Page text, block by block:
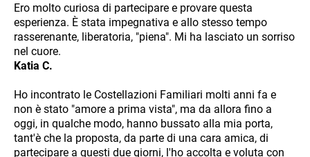
Ero molto curiosa di partecipare e provare questa
esperienza. È stata impegnativa e allo stesso tempo
rasserenante, liberatoria, "piena". Mi ha lasciato un sorriso
nel cuore.
Katia C.
Ho incontrato le Costellazioni Familiari molti anni fa e
non è stato "amore a prima vista", ma da allora fino a
oggi, in qualche modo, hanno bussato alla mia porta,
tant'è che la proposta, da parte di una cara amica, di
partecipare a questi due giorni, l'ho accolta e voluta con